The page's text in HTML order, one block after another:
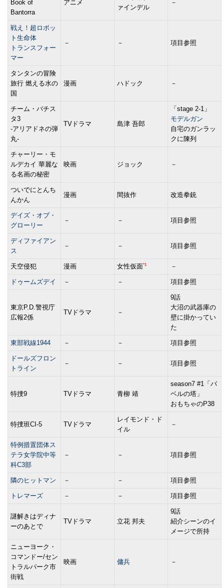
Book of
Bantorra
アニメ
ァインデル
－
戦え！超ロボッ
ト生命体
トランスフォー
マー
－ － 項目参照
タンタンの冒険
旅行 燃える水の
国
漫画 ハドック －
チーム・バチス
タ3
-アリアドネの弾
丸-
TVドラマ 島津 吾郎
「stage 2-1」
モデルガン
自宅のガンラッ
クに陳列
チャーリー・モ
ルデカイ 華麗な
る名画の秘密
映画 ジョック －
ついでにとんち
んかん
漫画 間抜作 改造拳銃
デイズ・オブ・
グローリー
－ － 項目参照
ディファイアン
ス
－ － 項目参照
天空侵犯 漫画 女性仮面*1 －
ドゥームズデイ － － 項目参照
東京P.D.警視庁
広報2係
TVドラマ －
9話
大沼の武器庫の
壁に掛かってい
た
東部戦線1944 － － 項目参照
ドールズフロン
トライン
－ － 項目参照
特捜9 TVドラマ 青柳 靖
season7 #1「バ
ベルの塔」
おもちゃのP38
特捜班CI-5 TVドラマ
レイモンド・ド
イル
－
特例措置団体ス
テラ女学院中等
科C3部
－ － 項目参照
隣のヒットマン － － 項目参照
トレマーズ － － 項目参照
謎解きはディナ
ーのあとで
TVドラマ 立花 邦夫
9話
紹介シーンのイ
メージで所持
ニューヨーク・
コマンドー/セン
トラルパーク市
街戦
映画 傭兵 －